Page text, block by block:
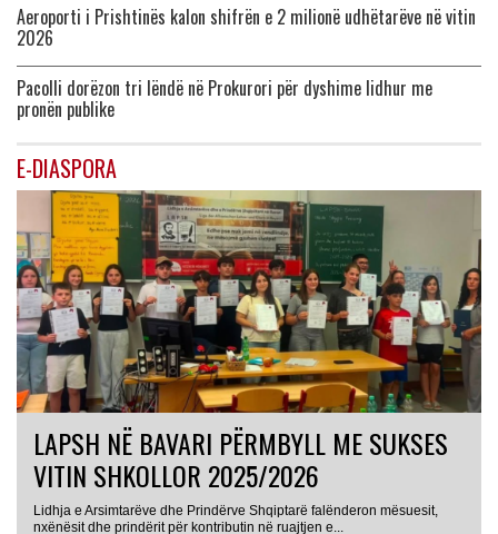
Aeroporti i Prishtinës kalon shifrën e 2 milionë udhëtarëve në vitin
2026
Pacolli dorëzon tri lëndë në Prokurori për dyshime lidhur me
pronën publike
E-DIASPORA
LAPSH NË BAVARI PËRMBYLL ME SUKSES
VITIN SHKOLLOR 2025/2026
Lidhja e Arsimtarëve dhe Prindërve Shqiptarë falënderon mësuesit,
nxënësit dhe prindërit për kontributin në ruajtjen e...